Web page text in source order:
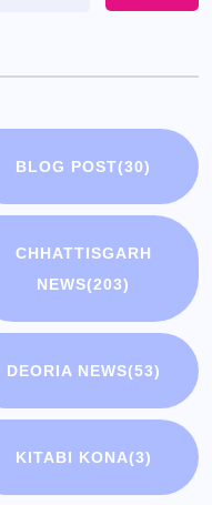
BLOG POST(30)
CHHATTISGARH
NEWS(203)
DEORIA NEWS(53)
KITABI KONA(3)